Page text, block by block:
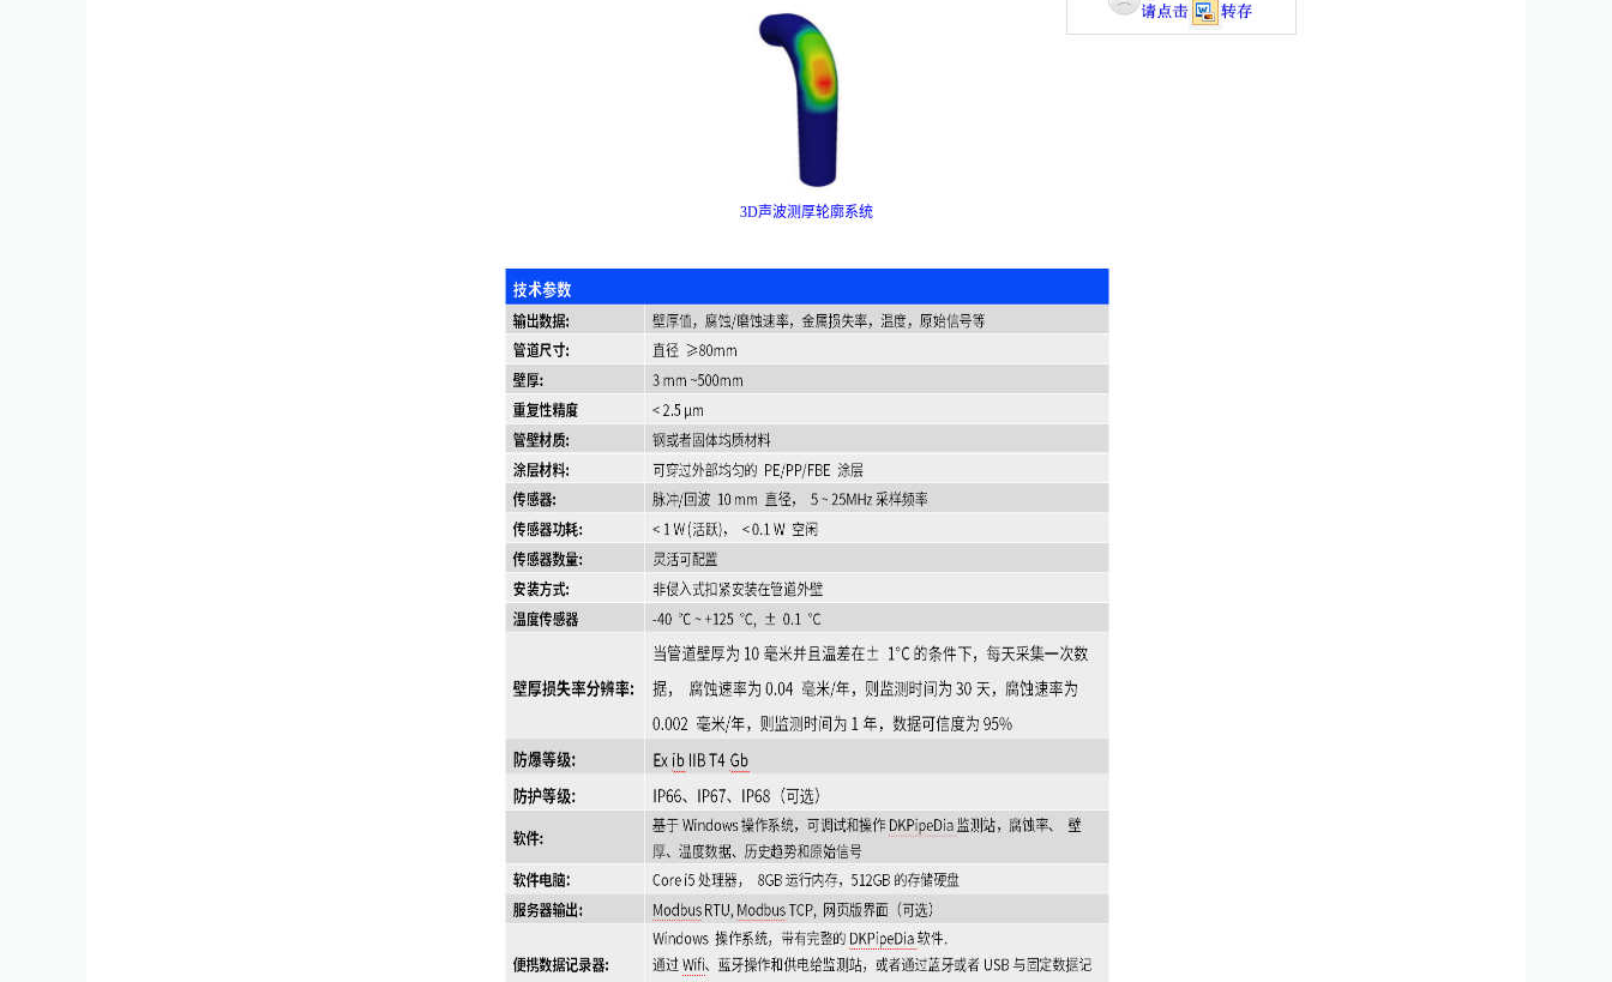
3D声波测厚轮廓系统